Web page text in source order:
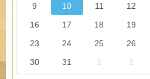
9
10 11 12
16
17 18 19
23
24 25 26
30
31 1 2